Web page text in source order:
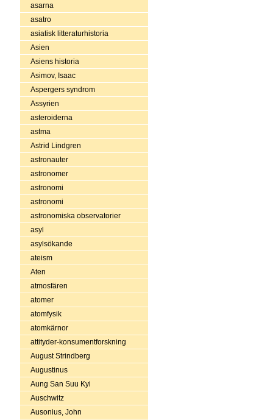
asarna
asatro
asiatisk litteraturhistoria
Asien
Asiens historia
Asimov, Isaac
Aspergers syndrom
Assyrien
asteroiderna
astma
Astrid Lindgren
astronauter
astronomer
astronomi
astronomi
astronomiska observatorier
asyl
asylsökande
ateism
Aten
atmosfären
atomer
atomfysik
atomkärnor
attityder-konsumentforskning
August Strindberg
Augustinus
Aung San Suu Kyi
Auschwitz
Ausonius, John